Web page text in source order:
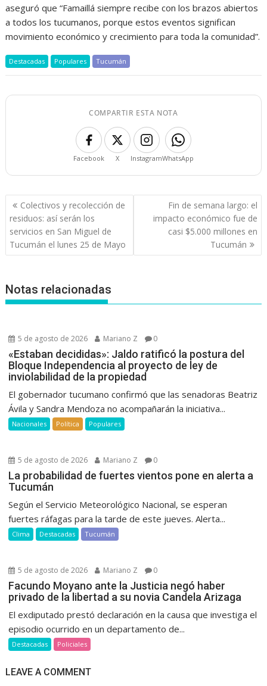
aseguró que “Famaillá siempre recibe con los brazos abiertos
a todos los tucumanos, porque estos eventos significan
movimiento económico y crecimiento para toda la comunidad”.
Destacadas Populares Tucumán
COMPARTIR ESTA NOTA
Facebook X InstagramWhatsApp
Navegación
de
entradas
Colectivos y recolección de
residuos: así serán los
servicios en San Miguel de
Tucumán el lunes 25 de Mayo
Fin de semana largo: el
impacto económico fue de
casi $5.000 millones en
Tucumán
Notas relacionadas
5 de agosto de 2026 Mariano Z 0
«Estaban decididas»: Jaldo ratificó la postura del
Bloque Independencia al proyecto de ley de
inviolabilidad de la propiedad
El gobernador tucumano confirmó que las senadoras Beatriz
Ávila y Sandra Mendoza no acompañarán la iniciativa...
Nacionales Política Populares
5 de agosto de 2026 Mariano Z 0
La probabilidad de fuertes vientos pone en alerta a
Tucumán
Según el Servicio Meteorológico Nacional, se esperan
fuertes ráfagas para la tarde de este jueves. Alerta...
Clima Destacadas Tucumán
5 de agosto de 2026 Mariano Z 0
Facundo Moyano ante la Justicia negó haber
privado de la libertad a su novia Candela Arizaga
El exdiputado prestó declaración en la causa que investiga el
episodio ocurrido en un departamento de...
Destacadas Policiales
LEAVE A COMMENT